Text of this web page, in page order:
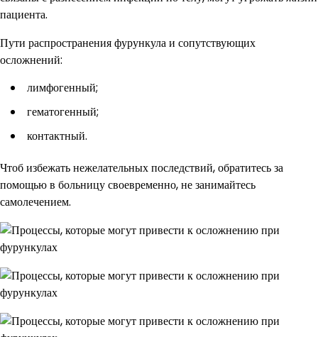
пациента.
Пути распространения фурункула и сопутствующих
осложнений:
лимфогенный;
гематогенный;
контактный.
Чтоб избежать нежелательных последствий, обратитесь за
помощью в больницу своевременно, не занимайтесь
самолечением.